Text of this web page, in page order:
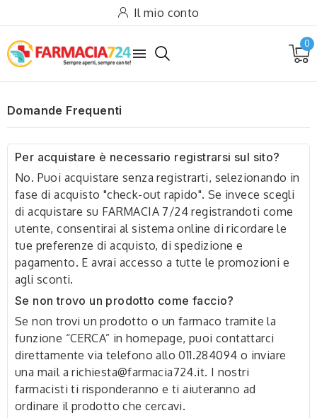
Il mio conto

0
Domande Frequenti
Per acquistare è necessario registrarsi sul sito?
No. Puoi acquistare senza registrarti, selezionando in
fase di acquisto "check-out rapido". Se invece scegli
di acquistare su FARMACIA 7/24 registrandoti come
utente, consentirai al sistema online di ricordare le
tue preferenze di acquisto, di spedizione e
pagamento. E avrai accesso a tutte le promozioni e
agli sconti.
Se non trovo un prodotto come faccio?
Se non trovi un prodotto o un farmaco tramite la
funzione “CERCA” in homepage, puoi contattarci
direttamente via telefono allo 011.284094 o inviare
una mail a richiesta@farmacia724.it. I nostri
farmacisti ti risponderanno e ti aiuteranno ad
ordinare il prodotto che cercavi.